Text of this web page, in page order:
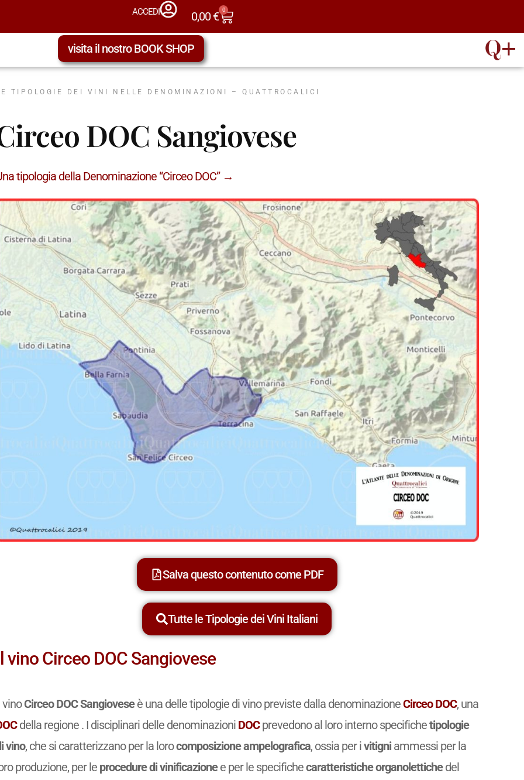
ACCEDI 0,00€ 0
visita il nostro BOOK SHOP
TIPOLOGIE DEI VINI NELLE DENOMINAZIONI – QUATTROCALICI
DOC Sangiovese
tipologia della Denominazione “Circeo DOC” →
Salva questo contenuto come PDF
Tutte le Tipologie dei Vini Italiani
vino Circeo DOC Sangiovese
vinoCirceo DOC Sangioveseè una delle tipologie di vino previste dalla denominazioneCirceo DOC, una
della regione . I disciplinari delle denominazioni DOCprevedono al loro interno specifichetipologie
vino, che si caratterizzano per la lorocomposizione ampelografica, ossia per ivitigniammessi per la
produzione, per le procedure di vinificazionee per le specifichecaratteristiche organolettichedel